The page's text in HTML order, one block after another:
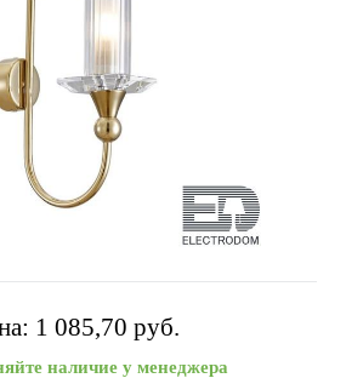
1 085,70 pуб.
наличие у менеджера